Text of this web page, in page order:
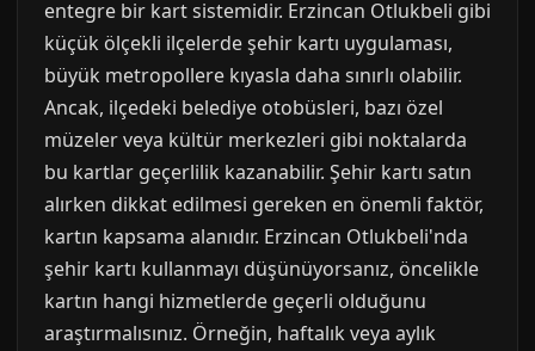
entegre bir kart sistemidir. Erzincan Otlukbeli gibi
küçük ölçekli ilçelerde şehir kartı uygulaması,
büyük metropollere kıyasla daha sınırlı olabilir.
Ancak, ilçedeki belediye otobüsleri, bazı özel
müzeler veya kültür merkezleri gibi noktalarda
bu kartlar geçerlilik kazanabilir. Şehir kartı satın
alırken dikkat edilmesi gereken en önemli faktör,
kartın kapsama alanıdır. Erzincan Otlukbeli'nda
şehir kartı kullanmayı düşünüyorsanız, öncelikle
kartın hangi hizmetlerde geçerli olduğunu
araştırmalısınız. Örneğin, haftalık veya aylık